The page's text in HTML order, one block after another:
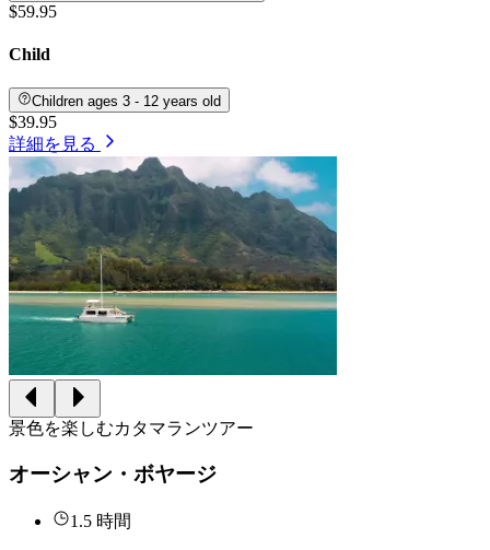
$59.95
Child
Children ages 3 - 12 years old
$39.95
詳細を見る
景色を楽しむカタマランツアー
オーシャン・ボヤージ
1.5 時間